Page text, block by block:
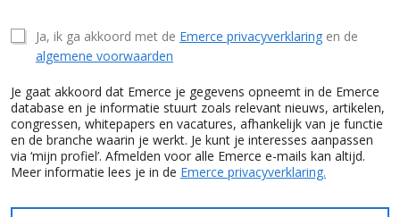
Ja, ik ga akkoord met de Emerce privacyverklaring en de
algemene voorwaarden
Je gaat akkoord dat Emerce je gegevens opneemt in de Emerce
database en je informatie stuurt zoals relevant nieuws, artikelen,
congressen, whitepapers en vacatures, afhankelijk van je functie
en de branche waarin je werkt. Je kunt je interesses aanpassen
via ‘mijn profiel’. Afmelden voor alle Emerce e-mails kan altijd.
Meer informatie lees je in de Emerce privacyverklaring.